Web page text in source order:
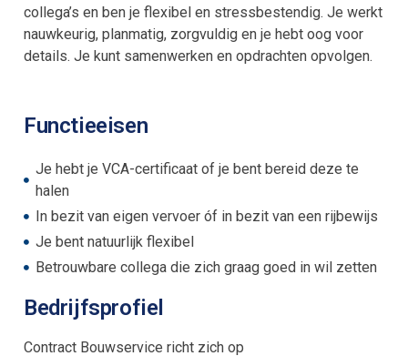
collega’s en ben je flexibel en stressbestendig. Je werkt
nauwkeurig, planmatig, zorgvuldig en je hebt oog voor
details. Je kunt samenwerken en opdrachten opvolgen.
Functieeisen
Je hebt je VCA-certificaat of je bent bereid deze te
halen
In bezit van eigen vervoer óf in bezit van een rijbewijs
Je bent natuurlijk flexibel
Betrouwbare collega die zich graag goed in wil zetten
Bedrijfsprofiel
Contract Bouwservice richt zich op